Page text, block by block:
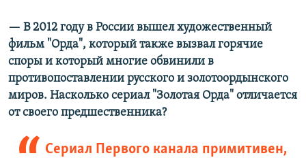
— В 2012 году в России вышел художественный
фильм "Орда", который также вызвал горячие
споры и который многие обвинили в
противопоставлении русского и золотоордынского
миров. Насколько сериал "Золотая Орда" отличается
от своего предшественника?
Сериал Первого канала примитивен,